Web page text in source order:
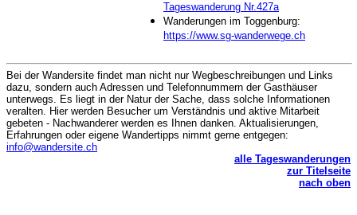
Tageswanderung Nr.427a
Wanderungen im Toggenburg:
https://www.sg-wanderwege.ch
Bei der Wandersite findet man nicht nur Wegbeschreibungen und Links
dazu, sondern auch Adressen und Telefonnummern der Gasthäuser
unterwegs. Es liegt in der Natur der Sache, dass solche Informationen
veralten. Hier werden Besucher um Verständnis und aktive Mitarbeit
gebeten - Nachwanderer werden es Ihnen danken. Aktualisierungen,
Erfahrungen oder eigene Wandertipps nimmt gerne entgegen:
info@wandersite.ch
alle Tageswanderungen
zur Titelseite
nach oben